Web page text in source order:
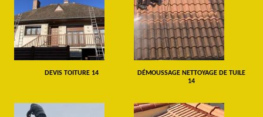
DEVIS TOITURE 14
DÉMOUSSAGE NETTOYAGE DE TUILE
14